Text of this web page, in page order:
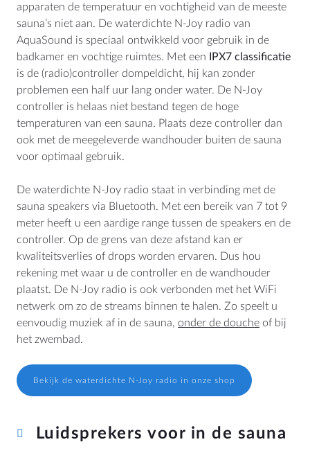
apparaten de temperatuur en vochtigheid van de meeste
sauna’s niet aan. De waterdichte N-Joy radio van
AquaSound is speciaal ontwikkeld voor gebruik in de
badkamer en vochtige ruimtes. Met een
IPX7 classificatie
is de (radio)controller dompeldicht, hij kan zonder
problemen een half uur lang onder water. De N-Joy
controller is helaas niet bestand tegen de hoge
temperaturen van een sauna. Plaats deze controller dan
ook met de meegeleverde wandhouder buiten de sauna
voor optimaal gebruik.
De waterdichte N-Joy radio staat in verbinding met de
sauna speakers via Bluetooth. Met een bereik van 7 tot 9
meter heeft u een aardige range tussen de speakers en de
controller. Op de grens van deze afstand kan er
kwaliteitsverlies of drops worden ervaren. Dus hou
rekening met waar u de controller en de wandhouder
plaatst. De N-Joy radio is ook verbonden met het WiFi
netwerk om zo de streams binnen te halen. Zo speelt u
eenvoudig muziek af in de sauna, onder de douche of bij
het zwembad.
Bekijk de waterdichte N-Joy radio in onze shop
Luidsprekers voor in de sauna
CONTACT
AquaSound
Habraken 2145
5507TE Veldhoven
Nederland
KVK: 17109745
BTW: NL807514755B01
info@aquasound.eu
Herroeping
LOCATIE
Nederland
België
Deutschland
Worldwide